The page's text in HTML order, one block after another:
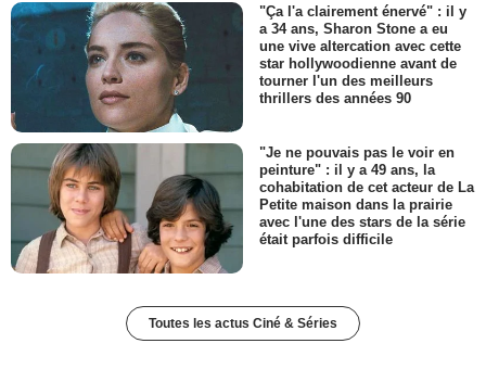
"Ça l'a clairement énervé" : il y
a 34 ans, Sharon Stone a eu
une vive altercation avec cette
star hollywoodienne avant de
tourner l'un des meilleurs
thrillers des années 90
"Je ne pouvais pas le voir en
peinture" : il y a 49 ans, la
cohabitation de cet acteur de La
Petite maison dans la prairie
avec l'une des stars de la série
était parfois difficile
Toutes les actus Ciné & Séries